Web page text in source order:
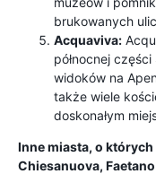
brukowanych
Acquaviva:
północnej
widoków na
także wiele
doskonałym
Inne miasta, o
Chiesanuova,